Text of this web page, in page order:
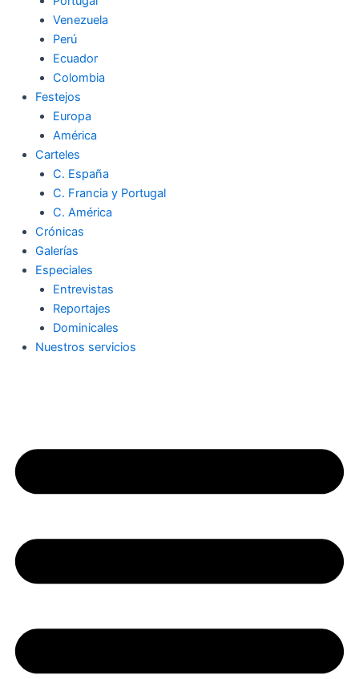
Venezuela
Perú
Ecuador
Colombia
Festejos
Europa
América
Carteles
C. España
C. Francia y Portugal
C. América
Crónicas
Galerías
Especiales
Entrevistas
Reportajes
Dominicales
Nuestros servicios